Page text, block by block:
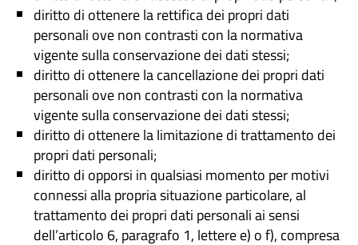
diritto di ottenere la rettifica dei propri dati
personali ove non contrasti con la normativa
vigente sulla conservazione dei dati stessi;
diritto di ottenere la cancellazione dei propri dati
personali ove non contrasti con la normativa
vigente sulla conservazione dei dati stessi;
diritto di ottenere la limitazione di trattamento dei
propri dati personali;
diritto di opporsi in qualsiasi momento per motivi
connessi alla propria situazione particolare, al
trattamento dei propri dati personali ai sensi
dell’articolo 6, paragrafo 1, lettere e) o f), compresa